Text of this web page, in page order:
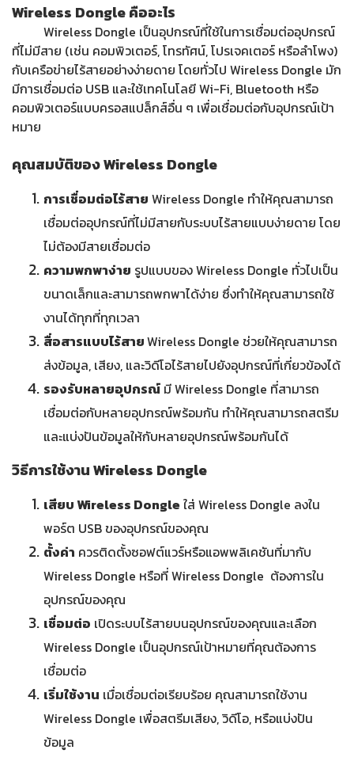
Wireless Dongle คืออะไร
Wireless Dongle เป็นอุปกรณ์ที่ใช้ในการเชื่อมต่ออุปกรณ์
ที่ไม่มีสาย (เช่น คอมพิวเตอร์, โทรทัศน์, โปรเจคเตอร์ หรือลำโพง)
กับเครือข่ายไร้สายอย่างง่ายดาย โดยทั่วไป Wireless Dongle มัก
มีการเชื่อมต่อ USB และใช้เทคโนโลยี Wi-Fi, Bluetooth หรือ
คอมพิวเตอร์แบบครอสแปล็กส์อื่น ๆ เพื่อเชื่อมต่อกับอุปกรณ์เป้า
หมาย
คุณสมบัติของ Wireless Dongle
การเชื่อมต่อไร้สาย Wireless Dongle ทำให้คุณสามารถ
เชื่อมต่ออุปกรณ์ที่ไม่มีสายกับระบบไร้สายแบบง่ายดาย โดย
ไม่ต้องมีสายเชื่อมต่อ
ความพกพาง่าย รูปแบบของ Wireless Dongle ทั่วไปเป็น
ขนาดเล็กและสามารถพกพาได้ง่าย ซึ่งทำให้คุณสามารถใช้
งานได้ทุกที่ทุกเวลา
สื่อสารแบบไร้สายWireless Dongle ช่วยให้คุณสามารถ
ส่งข้อมูล, เสียง, และวิดีโอไร้สายไปยังอุปกรณ์ที่เกี่ยวข้องได้
รองรับหลายอุปกรณ์ มี Wireless Dongle ที่สามารถ
เชื่อมต่อกับหลายอุปกรณ์พร้อมกัน ทำให้คุณสามารถสตรีม
และแบ่งปันข้อมูลให้กับหลายอุปกรณ์พร้อมกันได้
วิธีการใช้งาน Wireless Dongle
เสียบ Wireless Dongle ใส่ Wireless Dongle ลงใน
พอร์ต USB ของอุปกรณ์ของคุณ
ตั้งค่า ควรติดตั้งซอฟต์แวร์หรือแอพพลิเคชันที่มากับ
Wireless Dongle หรือที่ Wireless Dongle ต้องการใน
อุปกรณ์ของคุณ
เชื่อมต่อ เปิดระบบไร้สายบนอุปกรณ์ของคุณและเลือก
Wireless Dongle เป็นอุปกรณ์เป้าหมายที่คุณต้องการ
เชื่อมต่อ
เริ่มใช้งาน เมื่อเชื่อมต่อเรียบร้อย คุณสามารถใช้งาน
Wireless Dongle เพื่อสตรีมเสียง, วิดีโอ, หรือแบ่งปัน
ข้อมูล